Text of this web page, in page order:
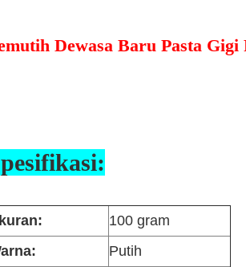
Dewasa Baru Pasta
100 gram
Putih